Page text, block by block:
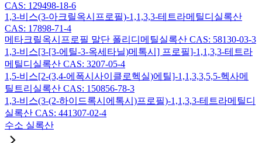
CAS: 129498-18-6
1,3-비스(3-아크릴옥시프로필)-1,1,3,3-테트라메틸디실록산
CAS: 17898-71-4
메타크릴옥시프로필 말단 폴리디메틸실록산 CAS: 58130-03-3
1,3-비스[3-[3-에틸-3-옥세타닐)메톡시] 프로필]-1,1,3,3-테트라
메틸디실록산 CAS: 3207-05-4
1,5-비스[2-(3,4-에폭시사이클로헥실)에틸]-1,1,3,3,5,5-헥사메
틸트리실록산 CAS: 150856-78-3
1,3-비스(3-(2-하이드록시에톡시)프로필)-1,1,3,3-테트라메틸디
실록산 CAS: 441307-02-4
수소 실록산